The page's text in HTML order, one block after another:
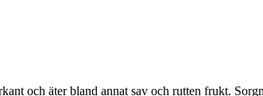
och äter bland annat sav och rutten frukt.